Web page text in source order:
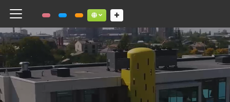
Toggle navigation Social links dropdown button